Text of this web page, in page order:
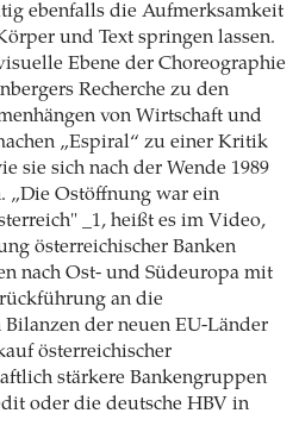
ebenfalls die Aufmerksamkeit
und Text springen lassen.
Ebene der Choreographie
Recherche zu den
von Wirtschaft und
„Espiral“ zu einer Kritik
sie sich nach der Wende 1989
„Die Ostöffnung war ein
_1, heißt es im Video,
österreichischer Banken
nach Ost- und Südeuropa mit
an die
der neuen EU-Länder
österreichischer
stärkere Bankengruppen
oder die deutsche HBV in